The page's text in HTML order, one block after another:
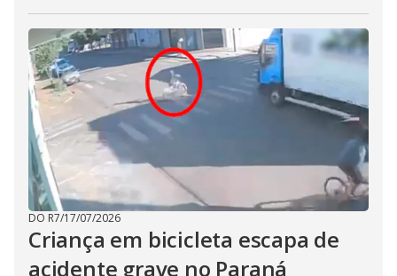
DO R7/17/07/2026
Criança em bicicleta escapa de
acidente grave no Paraná